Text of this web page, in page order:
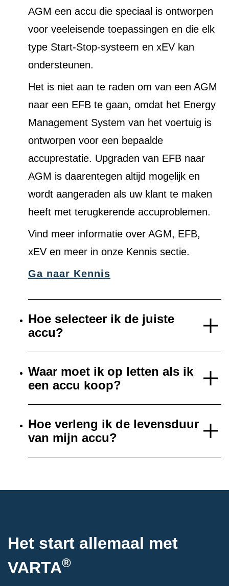
AGM een accu die speciaal is ontworpen
voor veeleisende toepassingen en die elk
type Start-Stop-systeem en xEV kan
ondersteunen.
Het is niet aan te raden om van een AGM
naar een EFB te gaan, omdat het Energy
Management System van het voertuig is
ontworpen voor een bepaalde
accuprestatie. Upgraden van EFB naar
AGM is daarentegen altijd mogelijk en
wordt aangeraden als uw klant te maken
heeft met terugkerende accuproblemen.
Vind meer informatie over AGM, EFB,
xEV en meer in onze Kennis sectie.
Ga naar Kennis
Hoe selecteer ik de juiste
accu?
Waar moet ik op letten als ik
een accu koop?
Hoe verleng ik de levensduur
van mijn accu?
Het start allemaal met
VARTA®